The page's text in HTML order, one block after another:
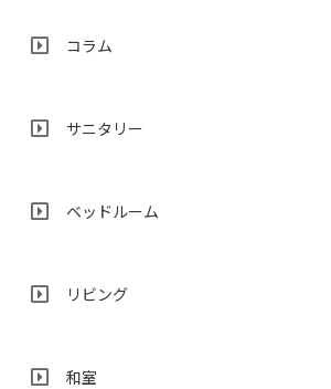
コラム
サニタリー
ベッドルーム
リビング
和室